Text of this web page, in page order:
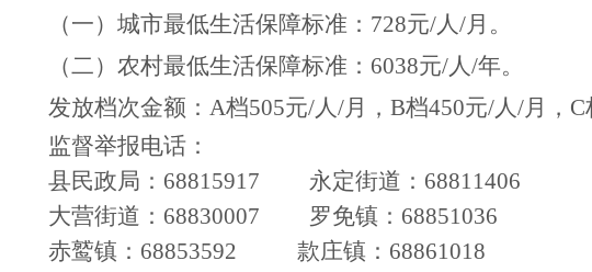
（一） 城市最低生活保障标准 ： 728元/人/月 。
（二） 农村最低生活保障标准 ： 6038元/人/年。
发放档次金额： A档505元/人/月 ， B档450元/人/月 ， C
监督举报电话：
县民政局： 68815917 永定街道： 68811406
大营街道： 68830007 罗免镇： 68851036
赤鹫镇： 68853592 款庄镇： 68861018